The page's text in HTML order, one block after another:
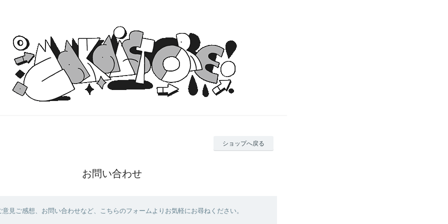
ショップへ戻る
お問い合わせ
見ご感想、お問い合わせなど、こちらのフォームよりお気軽にお尋ねください。